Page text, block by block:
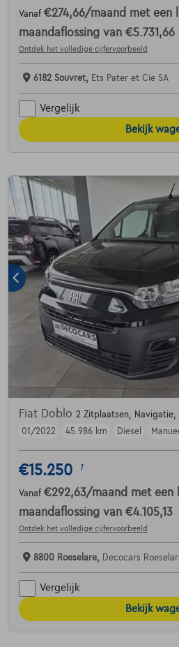
Vanaf €274,66/maand met een
maandaflossing van €5.731,66
Ontdek het volledige cijfervoorbeeld
6182 Souvret, Ets Pater et Cie SA
Vergelijk
Bekijk
Fiat Doblo 2 Zitplaatsen, Navigatie,
01/2022
45.986 km Diesel
€15.250 1
Vanaf €292,63/maand met een
maandaflossing van €4.105,13
Ontdek het volledige cijfervoorbeeld
8800 Roeselare, Decocars
Vergelijk
Bekijk